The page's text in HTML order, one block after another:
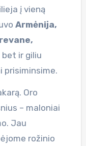
į vieną
Armėnija,
ir giliu
prisiminsime.
Oro
– maloniai
Jau
rožinio